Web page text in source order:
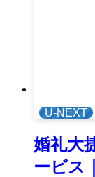
U-NEXT
婚礼大
ービス